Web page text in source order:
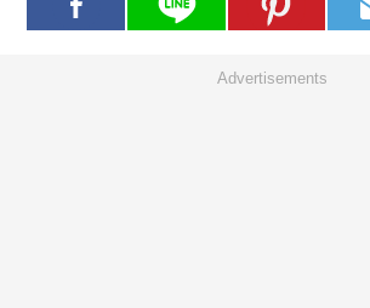
Advertisements